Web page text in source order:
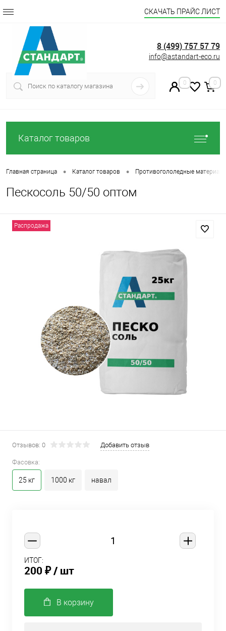
СКАЧАТЬ ПРАЙС ЛИСТ
8 (499) 757 57 79
info@astandart-eco.ru
0 0
Каталог товаров
Главная страница • Каталог товаров • Противогололедные
Пескосоль 50/50 оптом
Распродажа
Отзывов: 0 Добавить отзыв
Фасовка:
25 кг 1000 кг навал
ИТОГ:
200 ₽/ шт
В корзину